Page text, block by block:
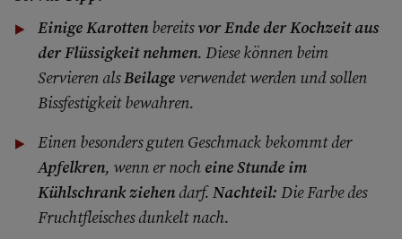
Einige Karottenbereitsvor Ende der Kochzeit aus
der Flüssigkeit nehmen. Diese können beim
Servieren alsBeilage verwendet werden und sollen
Bissfestigkeit bewahren.
Einen besonders guten Geschmack bekommt der
Apfelkren, wenn er noch eine Stunde im
Kühlschrank ziehendarf.Nachteil: Die Farbe des
Fruchtfleisches dunkelt nach.